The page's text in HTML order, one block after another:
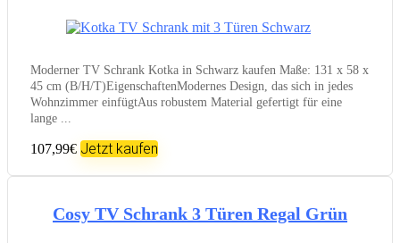
Moderner TV Schrank Kotka in Schwarz kaufen Maße: 131 x 58 x
45 cm (B/H/T)EigenschaftenModernes Design, das sich in jedes
Wohnzimmer einfügtAus robustem Material gefertigt für eine
lange ...
107,99€ Jetzt kaufen
Cosy TV Schrank 3 Türen Regal Grün